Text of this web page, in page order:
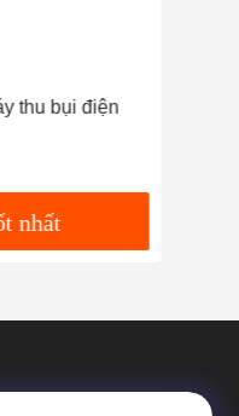
thu bụi điện
nhất